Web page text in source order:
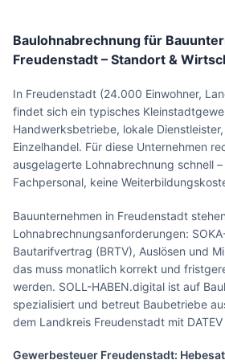
Baulohnabrechnung für
Freudenstadt – Standort &
In Freudenstadt (24.000 Einwohner,
findet sich ein typisches
Handwerksbetriebe, lokale
Einzelhandel. Für diese Unternehmen
ausgelagerte Lohnabrechnung schnell
Fachpersonal, keine
Bauunternehmen in Freudenstadt
Lohnabrechnungsanforderungen:
Bautarifvertrag (BRTV), Auslösen und
das muss monatlich korrekt und
werden. SOLL-HABEN.digital ist auf
spezialisiert und betreut Baubetriebe
dem Landkreis Freudenstadt mit
Gewerbesteuer Freudenstadt: